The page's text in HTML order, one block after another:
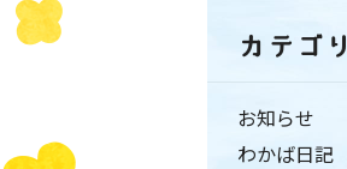
カテゴリ
お知らせ
わかば日記